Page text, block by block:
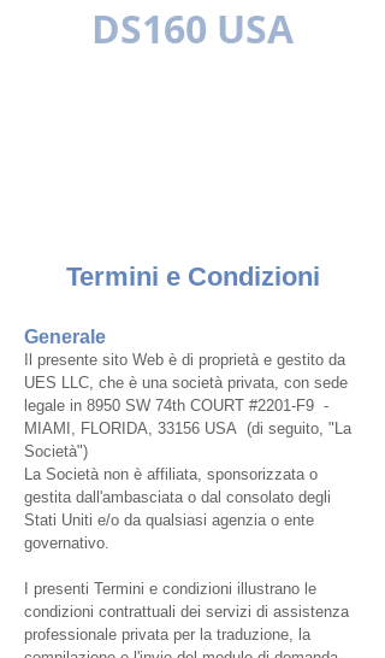
DS160 USA
Termini e Condizioni
Generale
Il presente sito Web è di proprietà e gestito da
UES LLC, che è una società privata, con sede
legale in 8950 SW 74th COURT #2201-F9 -
MIAMI, FLORIDA, 33156 USA (di seguito, "La
Società")
La Società non è affiliata, sponsorizzata o
gestita dall'ambasciata o dal consolato degli
Stati Uniti e/o da qualsiasi agenzia o ente
governativo.
I presenti Termini e condizioni illustrano le
condizioni contrattuali dei servizi di assistenza
professionale privata per la traduzione, la